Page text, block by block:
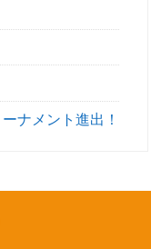
ナメント進出！